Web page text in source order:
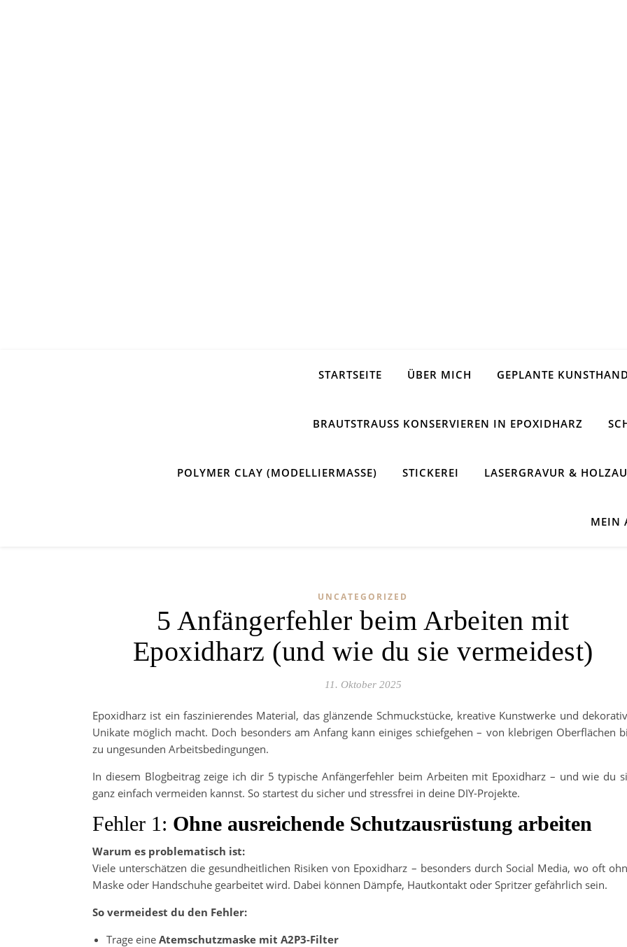
STARTSEITE ÜBER MICH GEPLANTE
BRAUTSTRAUSS KONSERVIEREN IN EPOXIDHARZ
POLYMER CLAY (MODELLIERMASSE) STICKEREI LASERGRAVUR &
MEIN
UNCATEGORIZED
5 Anfängerfehler beim Arbeiten mit
Epoxidharz (und wie du sie vermeidest)
11. Oktober 2025
Epoxidharz ist ein faszinierendes Material, das glänzende Schmuckstücke, kreative Kunstwerke und
Unikate möglich macht. Doch besonders am Anfang kann einiges schiefgehen – von klebrigen Oberflächen
zu ungesunden Arbeitsbedingungen.
In diesem Blogbeitrag zeige ich dir 5 typische Anfängerfehler beim Arbeiten mit Epoxidharz – und wie du
ganz einfach vermeiden kannst. So startest du sicher und stressfrei in deine DIY-Projekte.
Fehler 1: Ohne ausreichende Schutzausrüstung arbeiten
Warum es problematisch ist:
Viele unterschätzen die gesundheitlichen Risiken von Epoxidharz – besonders durch Social Media, wo oft
Maske oder Handschuhe gearbeitet wird. Dabei können Dämpfe, Hautkontakt oder Spritzer gefährlich sein.
So vermeidest du den Fehler:
Trage eine Atemschutzmaske mit A2P3-Filter